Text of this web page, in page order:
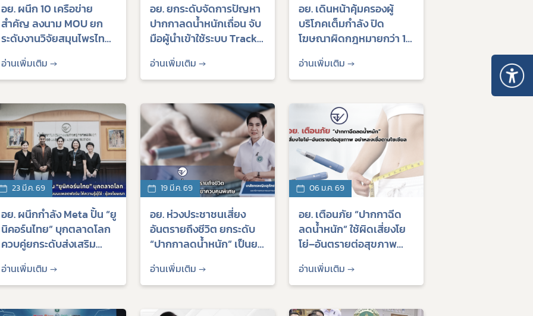
อย. ผนึก 10 เครือข่าย
สำคัญ ลงนาม MOU ยก
ระดับงานวิจัยสมุนไพรไทย
สร้างเกราะป้องกันภัย
สุขภาพออนไลน์ ขับเคลื่อน
นโยบาย MOPH PLUS+
อ่านเพิ่มเติม →
อย. ยกระดับจัดการปัญหา
ปากกาลดน้ำหนักเถื่อน จับ
มือผู้นำเข้าใช้ระบบ Track
& Trace ติดตามย้อนกลับ
ป้องกันยารั่วไหลออกนอก
ระบบ
อ่านเพิ่มเติม →
อย. เดินหน้าคุ้มครองผู้
บริโภคเต็มกำลัง ปิด
โฆษณาผิดกฎหมายกว่า 1.2
แสนรายการ ชวนคนไทย “รู้
สิทธิ์ ใช้เป็น” รับวันคุ้มครอง
ผู้บริโภค
อ่านเพิ่มเติม →
23 มี.ค. 69
อย. ผนึกกำลัง Meta ปั้น “ยู
นิคอร์นไทย” บุกตลาดโลก
ควบคู่ยกระดับส่งเสริม
ความปลอดภัยบน
แพลตฟอร์ม ให้ความรู้ผู้ใช้
- ผู้ลงโฆษณา
อ่านเพิ่มเติม →
19 มี.ค. 69
อย. ห่วงประชาชนเสี่ยง
อันตรายถึงชีวิต ยกระดับ
“ปากกาลดน้ำหนัก” เป็นยา
ควบคุมพิเศษ
อ่านเพิ่มเติม →
06 ม.ค. 69
อย. เตือนภัย “ปากกาฉีด
ลดน้ำหนัก” ใช้ผิดเสี่ยงโย
โย่–อันตรายต่อสุขภาพ
อย่าหลงเชื่อตามโซเชียล
อ่านเพิ่มเติม →
Subscribe